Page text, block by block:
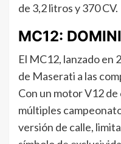
de 3,2 litros y 370 CV.
MC12:
El MC12, lanzado
de Maserati a las
Con un motor V12
múltiples
versión de calle,